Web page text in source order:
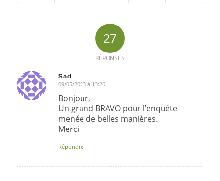
27
RÉPONSES
Sad
dit
:
09/05/2023 à 13:26
Bonjour,
Un grand BRAVO pour l’enquête
menée de belles manières.
Merci !
Répondre